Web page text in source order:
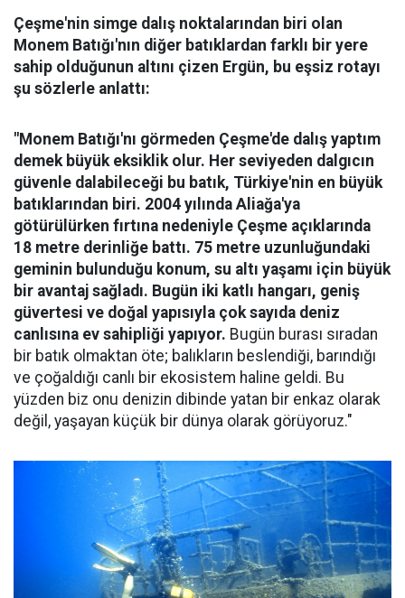
Çeşme'nin simge dalış noktalarından biri olan
Monem Batığı'nın diğer batıklardan farklı bir yere
sahip olduğunun altını çizen Ergün, bu eşsiz rotayı
şu sözlerle anlattı:
"Monem Batığı'nı görmeden Çeşme'de dalış yaptım
demek büyük eksiklik olur. Her seviyeden dalgıcın
güvenle dalabileceği bu batık, Türkiye'nin en büyük
batıklarından biri. 2004 yılında Aliağa'ya
götürülürken fırtına nedeniyle Çeşme açıklarında
18 metre derinliğe battı. 75 metre uzunluğundaki
geminin bulunduğu konum, su altı yaşamı için büyük
bir avantaj sağladı. Bugün iki katlı hangarı, geniş
güvertesi ve doğal yapısıyla çok sayıda deniz
canlısına ev sahipliği yapıyor. Bugün burası sıradan
bir batık olmaktan öte; balıkların beslendiği, barındığı
ve çoğaldığı canlı bir ekosistem haline geldi. Bu
yüzden biz onu denizin dibinde yatan bir enkaz olarak
değil, yaşayan küçük bir dünya olarak görüyoruz."